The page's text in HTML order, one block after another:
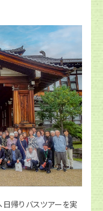
帰りバスツアーを実